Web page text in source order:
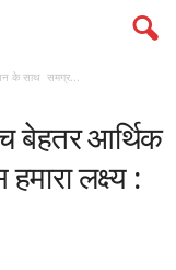
के साथ समग्र...
बेहतर आर्थिक
लक्ष्य :